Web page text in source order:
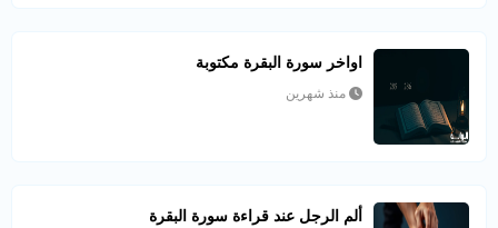
اواخر سورة البقرة مكتوبة
منذ شهرين
ألم الرجل عند قراءة سورة البقرة